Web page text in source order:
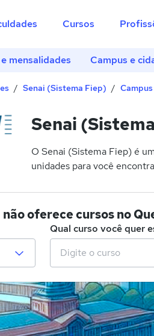
Cursos
mensalidades Campus e
Senai (Sistema Fiep)
Senai
O Senai (Sistema Fiep) é
unidades para você
oferece cursos no
Qual curso você quer